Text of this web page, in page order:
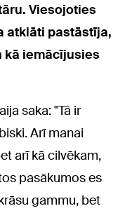
Viesojoties
atklāti pastāstīja,
kā iemācījusies
saka: "Tā ir
Arī manai
arī kā cilvēkam,
pasākumos es
gammu, bet